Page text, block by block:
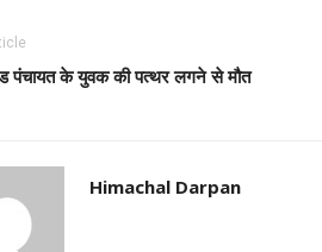
पंचायत के युवक की पत्थर लगने से मौत
Himachal Darpan